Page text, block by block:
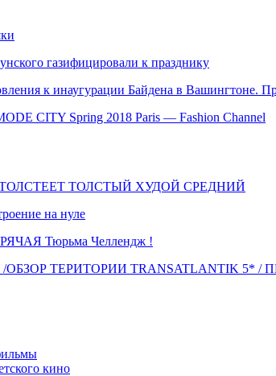
газифицировали к празднику
к инаугурации Байдена в Вашингтоне.
CITY Spring 2018 Paris — Fashion Channel
ТОЛСТЫЙ ХУДОЙ СРЕДНИЙ
на нуле
Тюрьма Челлендж !
ТЕРИТОРИИ TRANSATLANTIK 5*
кино